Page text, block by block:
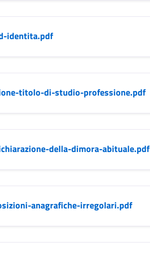
identita.pdf
titolo-di-studio-professione.pdf
della-dimora-abituale.pdf
anagrafiche-irregolari.pdf